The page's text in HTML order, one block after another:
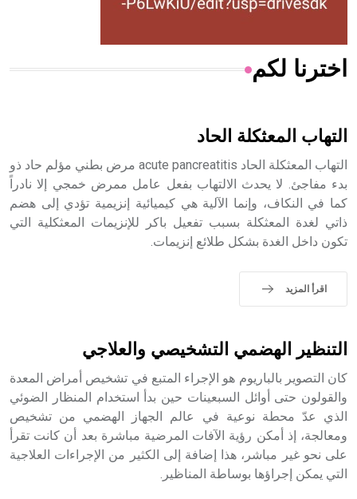
هل تعلم أن الأبسيد كلمة فرنسية اللفظ تم اعتمادها مصطلحاً
- هل تعلم أن أبجر Abgar اسم معروف جيداً يعود إلى عدد من
الملوك الذين حكموا مدينة إديسا (الرها) من أبجر الأول وحتى
التاسع، وهم ينتسبون إلى أسرة أوسروين
sign تكتب منفصلة غير متصلة، وتعتمد المبدأ الأكوروفوني،
حيث تقتصر القيمة الصوتية للعلامة الك
اخترنا لكم
التهاب المعثكلة الحاد
التهاب المعثكلة الحاد acute pancreatitis مرض بطني مؤلم حاد ذو
بدء مفاجئ. لا يحدث الالتهاب بفعل عامل ممرض خمجي إلا نادراً
كما في النكاف، وإنما الآلية هي كيميائية إنزيمية تؤدي إلى هضم
ذاتي لغدة المعثكلة بسبب تفعيل باكر للإنزيمات المعثكلية التي
تكون داخل الغدة بشكل طلائع إنزيمات.
اقرأ المزيد
التنظير الهضمي التشخيصي والعلاجي
كان التصوير بالباريوم هو الإجراء المتبع في تشخيص أمراض المعدة
والقولون حتى أوائل السبعينات حين بدأ استخدام المنظار الضوئي
الذي عدّ محطة نوعية في عالم الجهاز الهضمي من تشخيص
ومعالجة، إذ أمكن رؤية الآفات المرضية مباشرة بعد أن كانت تقرأ
على نحو غير مباشر، هذا إضافة إلى الكثير من الإجراءات العلاجية
التي يمكن إجراؤها بوساطة المناظير.